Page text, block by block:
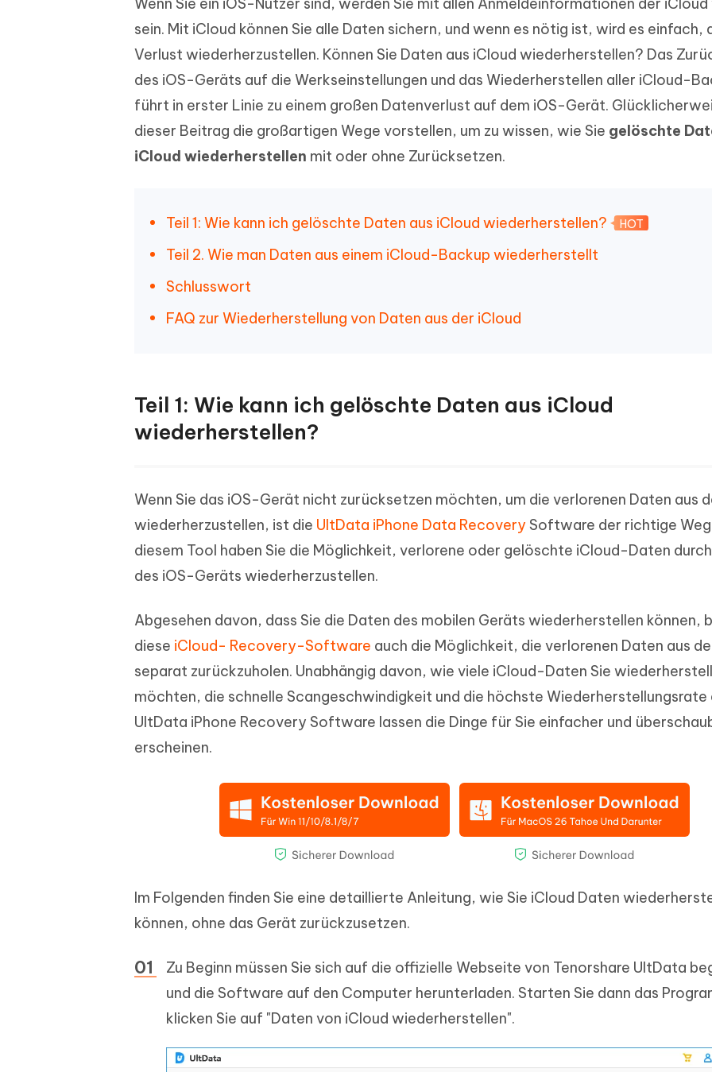
4DDiG - Windows Daten Retten
Update
wiederherstellen
4DDiG - Mac Daten
Gelöschte Dateien auf Mac
wiederherstellen
iPhone Standort ohne PC ändern
Neu
Android Standort ohne PC ändern
Whatsapp Chat übertragen
Android/iPhone
UltData for Android APP
Android Datenrettung ohne PC
Cleanup Pro APP
iPhone kostenlos mit KI bereinigen
PDF Dokumente mit KI zusammenfassen
Tenorshare KI Writer
schreiben
KI-generierte Präsentationen in
Sekunden
Hot
KI Inhalte in menschenähnliche Inhalte
umwandeln
Kostenloses KI Tool zur
sein. Mit iCloud können Sie alle Daten sichern, und wenn es nötig ist, wird es einfach,
Verlust wiederherzustellen. Können Sie Daten aus iCloud wiederherstellen? Das
des iOS-Geräts auf die Werkseinstellungen und das Wiederherstellen aller iCloud-
führt in erster Linie zu einem großen Datenverlust auf dem iOS-Gerät.
dieser Beitrag die großartigen Wege vorstellen, um zu wissen, wie Sie gelöschte
iCloud wiederherstellen mit oder ohne Zurücksetzen.
Teil 1: Wie kann ich gelöschte Daten aus iCloud wiederherstellen? HOT
Teil 2. Wie man Daten aus einem iCloud-Backup wiederherstellt
Schlusswort
FAQ zur Wiederherstellung von Daten aus der iCloud
Teil 1: Wie kann ich gelöschte Daten aus iCloud
wiederherstellen?
Wenn Sie das iOS-Gerät nicht zurücksetzen möchten, um die verlorenen Daten aus
wiederherzustellen, ist die UltData iPhone Data Recovery Software der richtige
diesem Tool haben Sie die Möglichkeit, verlorene oder gelöschte iCloud-Daten
des iOS-Geräts wiederherzustellen.
Abgesehen davon, dass Sie die Daten des mobilen Geräts wiederherstellen können,
diese iCloud- Recovery-Software auch die Möglichkeit, die verlorenen Daten aus
separat zurückzuholen. Unabhängig davon, wie viele iCloud-Daten Sie
möchten, die schnelle Scangeschwindigkeit und die höchste Wiederherstellungsrate
UltData iPhone Recovery Software lassen die Dinge für Sie einfacher und
erscheinen.
Im Folgenden finden Sie eine detaillierte Anleitung, wie Sie iCloud Daten
können, ohne das Gerät zurückzusetzen.
Zu Beginn müssen Sie sich auf die offizielle Webseite von Tenorshare UltData
und die Software auf den Computer herunterladen. Starten Sie dann das
klicken Sie auf "Daten von iCloud wiederherstellen".